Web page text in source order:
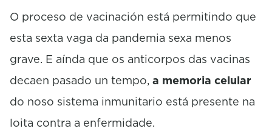
o
d
O proceso de vacinación está permitindo que
esta sexta vaga da pandemia sexa menos
grave. E aínda que os anticorpos das vacinas
decaen pasado un tempo, a memoria celular
do noso sistema inmunitario está presente na
loita contra a enfermidade.